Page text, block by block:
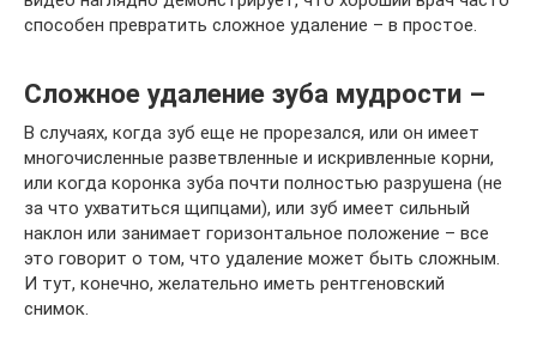
способен превратить сложное удаление – в простое.
Сложное удаление зуба мудрости –
В случаях, когда зуб еще не прорезался, или он имеет
многочисленные разветвленные и искривленные корни,
или когда коронка зуба почти полностью разрушена (не
за что ухватиться щипцами), или зуб имеет сильный
наклон или занимает горизонтальное положение – все
это говорит о том, что удаление может быть сложным.
И тут, конечно, желательно иметь рентгеновский
снимок.